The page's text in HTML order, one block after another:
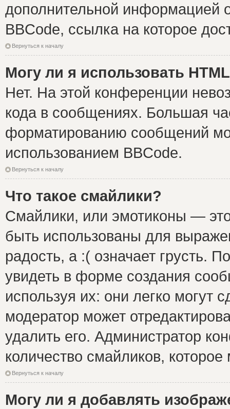
дополнительной информацией
BBCode, ссылка на которое
Вернуться к началу
Могу ли я использовать
Нет. На этой конференции
кода в сообщениях. Большая
форматированию сообщений
использованием BBCode.
Вернуться к началу
Что такое смайлики?
Смайлики, или эмотиконы —
быть использованы для
радость, а :( означает грусть.
увидеть в форме создания
используя их: они легко могут
модератор может
удалить его. Администратор
количество смайликов,
Вернуться к началу
Могу ли я добавлять